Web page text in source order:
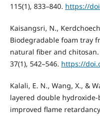
115(1), 833–840. https://
Kaisangsri, N.,
Biodegradable foam tray
natural fiber and
37(1), 542–546. https://
Kalali, E. N., Wang, X., &
layered double
improved flame